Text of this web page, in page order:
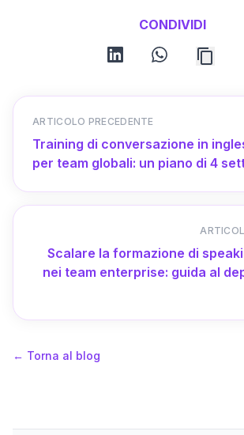
CONDIVIDI
linkedin whatsapp
ARTICOLO PRECEDENTE
Training di conversazione in
per team globali: un piano di 4
Scalare la formazione di
nei team enterprise: guida al
← Torna al blog